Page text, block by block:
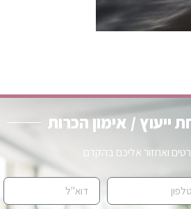
ייעוץ / אימון הכרות
ואחזור אליכם בהקדם